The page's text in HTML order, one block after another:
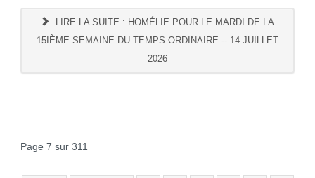
LIRE LA SUITE : HOMÉLIE POUR LE MARDI DE LA
15IÈME SEMAINE DU TEMPS ORDINAIRE -- 14 JUILLET
2026
Page 7 sur 311